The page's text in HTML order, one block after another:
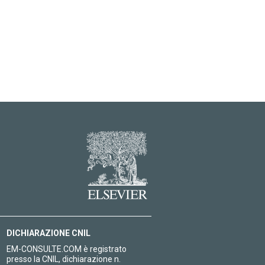
DICHIARAZIONE CNIL
EM-CONSULTE.COM è registrato
presso la CNIL, dichiarazione n.